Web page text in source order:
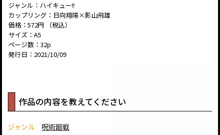
ジャンル：ハイキュー!!
カップリング：日向翔陽×影山飛雄
価格：572円 （税込）
サイズ：A5
ページ数：32p
発行日：2021/10/09
作品の内容を教えてください
ジャンル
呪術廻戦